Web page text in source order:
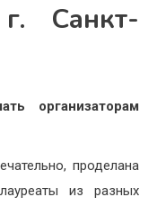
г. Санкт-
организаторам
проделана
из разных